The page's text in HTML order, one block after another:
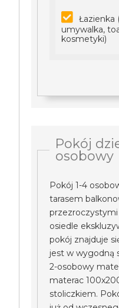
Łazienka
umywalka,
kosmetyki)
Pokój
osobowy
Pokój 1-4
tarasem
osiedle
pokój znajduje
jest w wygodną
2-osobowy
materac
stoliczkiem.